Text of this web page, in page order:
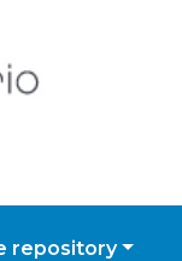
repository